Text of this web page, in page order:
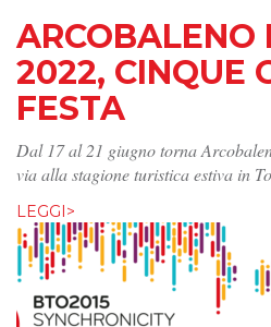
ARCOBALENO
2022, CINQUE
FESTA
Dal 17 al 21 giugno torna
via alla stagione turistica estiva in
LEGGI>